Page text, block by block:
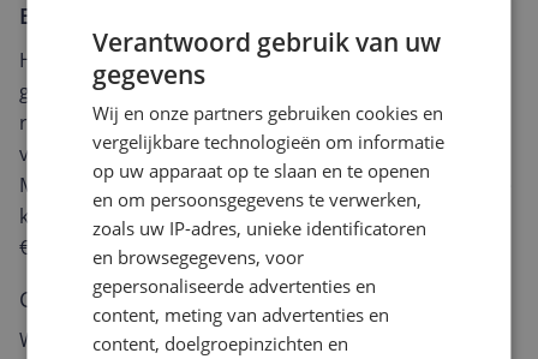
Er zijn nog geen reviews geschreven
Heb jij dit product in bezit en wil je graag je mening
geven? Start dan hieronder met het schrijven van je
review. Afhankelijk van de details duurt het schrijven
van een review gemiddeld tussen de 3 en 10 minuten.
Met jouw mening help je andere bezoekers een betere
keuze te maken én maak je iedere maand kans op
€250,-!
Klik hier voor de actievoorwaarden.
Cijfer
Welk cijfer geef jij dit product?
Verantwoord gebruik van uw
gegevens
Wij en onze partners gebruiken cookies en
vergelijkbare technologieën om informatie
op uw apparaat op te slaan en te openen
en om persoonsgegevens te verwerken,
zoals uw IP-adres, unieke identificatoren
en browsegegevens, voor
gepersonaliseerde advertenties en
content, meting van advertenties en
content, doelgroepinzichten en